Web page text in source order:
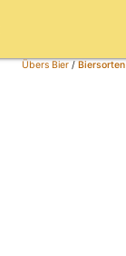
Übers Bier/Biersorten